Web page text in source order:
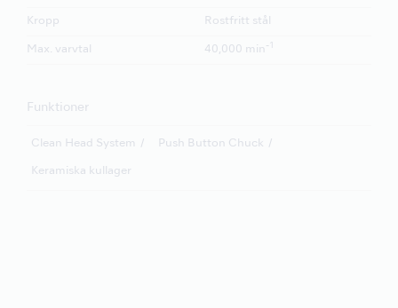
Kropp Rostfritt stål
Max. varvtal 40,000 min -1
Funktioner
Clean Head System Push Button Chuck
Keramiska kullager